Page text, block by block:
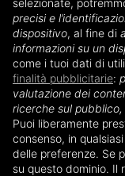
selezionate,
precisi e
dispositivo, al fine di
informazioni su un
come i tuoi dati di
finalità pubblicitarie:
valutazione dei
ricerche sul
Puoi liberamente
consenso, in
delle preferenze. Se
su questo dominio. Il